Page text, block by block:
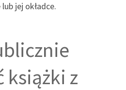
jej okładce.
książki z